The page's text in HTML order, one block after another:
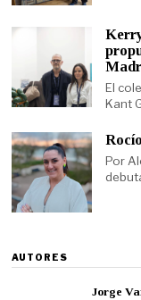
El
Kant
Por
AUTORES
Jorge